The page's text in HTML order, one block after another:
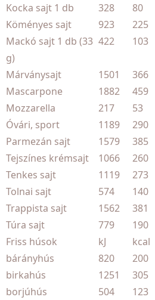
Kocka sajt 1 db
328 80
Köményes sajt
923 225
Mackó sajt 1 db (33
g)
422 103
Márványsajt 1501 366
Mascarpone
1882 459
Mozzarella
217 53
Óvári, sport
1189 290
Parmezán sajt
1579 385
Tejszínes krémsajt
1066 260
Tenkes sajt
1119 273
Tolnai sajt
574 140
Trappista sajt
1562 381
Túra sajt
779 190
Friss húsok
kJ kcal
bárányhús
820 200
birkahús
1251 305
borjúhús
504 123